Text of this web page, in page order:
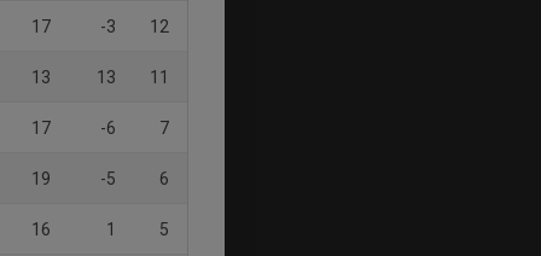
17 -3 12
13 13 11
17 -6 7
19 -5 6
16 1 5